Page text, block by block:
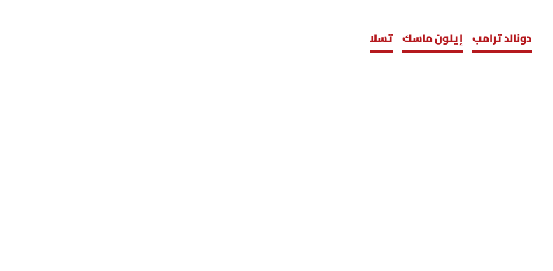
دونالد ترامب إيلون ماسك تسلا